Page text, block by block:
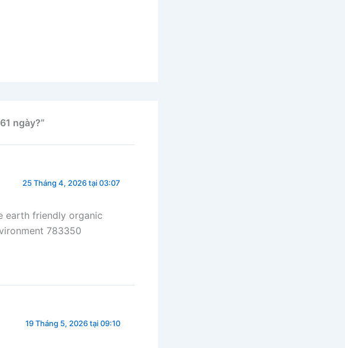
ngày?”
25 Tháng 4, 2026 tại 03:07
earth friendly organic
783350
19 Tháng 5, 2026 tại 09:10